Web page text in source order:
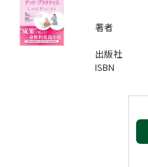
著者
出版社
ISBN